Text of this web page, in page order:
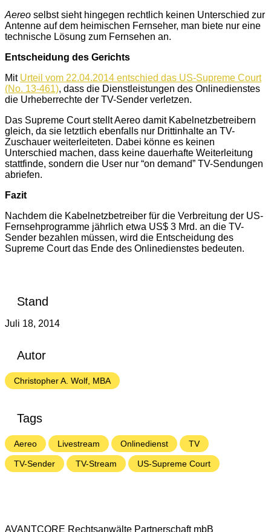
Aereo selbst sieht hingegen rechtlich keinen Unterschied zur
Antenne auf dem heimischen Fernseher, man biete nur eine
technische Lösung zum Fernsehen an.
Entscheidung des Gerichts
Mit Urteil vom 22.04.2014 entschied das US-Supreme Court
(No. 13-461), dass die Dienstleistungen des Onlinedienstes
die Urheberrechte der TV-Sender verletzen.
Das Supreme Court stellt Aereo damit Kabelnetzbetreibern
gleich, da sie letztlich ebenfalls nur Drittinhalte an TV-
Zuschauer weiterleiteten. Dabei könne es keinen
Unterschied machen, dass keine dauerhafte Weiterleitung
stattfinde, sondern die User nur “on demand” TV-Sendungen
abriefen.
Fazit
Nachdem die Kabelnetzbetreiber für die Verbreitung der US-
Fernsehprogramme jährlich etwa US$ 3 Mrd. an die TV-
Sender bezahlen müssen, wird die Entscheidung des
Supreme Court das Ende des Onlinedienstes bedeuten.
Stand
Juli 18, 2014
Autor
Christopher A. Wolf, MBA
Tags
Aereo Livestream Onlinedienst TV
TV-Sender TV-Stream US-Supreme Court
AVANTCORE Rechtsanwälte Partnerschaft mbB